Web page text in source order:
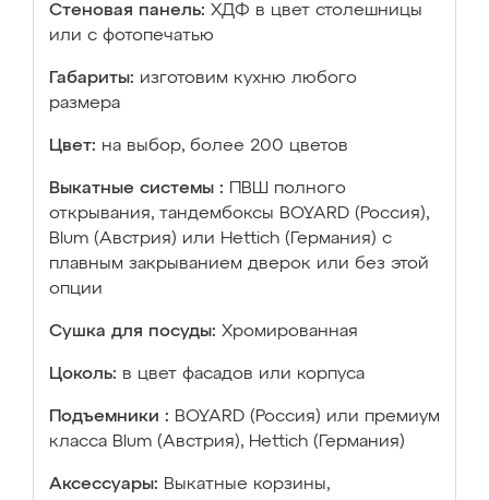
Стеновая панель: ХДФ в цвет столешницы
или с фотопечатью
Габариты: изготовим кухню любого
размера
Цвет: на выбор, более 200 цветов
Выкатные системы :
ПВШ полного
открывания, тандембоксы BOYARD (Россия),
Blum (Австрия) или Hettich (Германия) с
плавным закрыванием дверок или без этой
опции
Сушка для посуды: Хромированная
Цоколь: в цвет фасадов или корпуса
Подъемники : BOYARD (Россия) или премиум
класса Blum (Австрия), Hettich (Германия)
Аксессуары: Выкатные корзины,